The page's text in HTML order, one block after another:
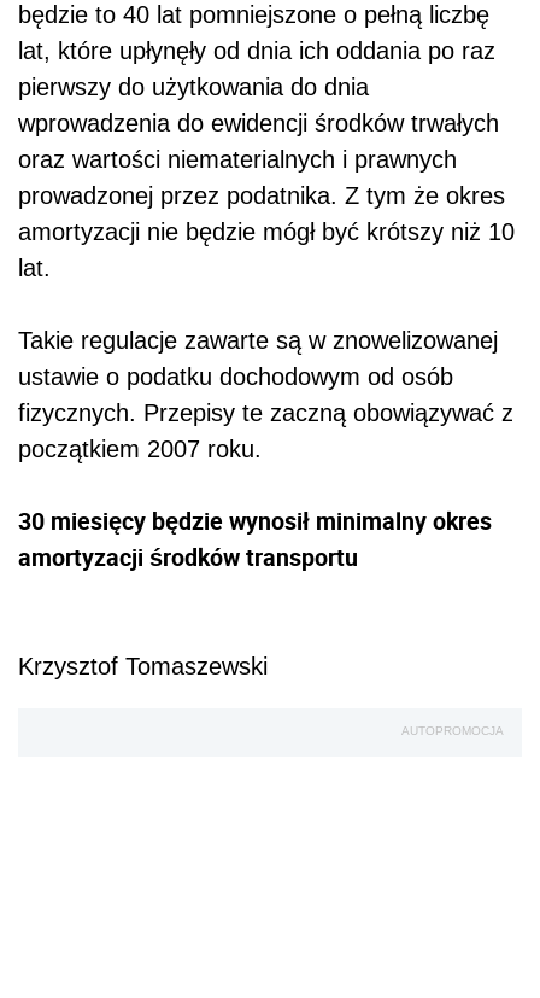
będzie to 40 lat pomniejszone o pełną liczbę
lat, które upłynęły od dnia ich oddania po raz
pierwszy do użytkowania do dnia
wprowadzenia do ewidencji środków trwałych
oraz wartości niematerialnych i prawnych
prowadzonej przez podatnika. Z tym że okres
amortyzacji nie będzie mógł być krótszy niż 10
lat.
Takie regulacje zawarte są w znowelizowanej
ustawie o podatku dochodowym od osób
fizycznych. Przepisy te zaczną obowiązywać z
początkiem 2007 roku.
30 miesięcy będzie wynosił minimalny okres
amortyzacji środków transportu
Krzysztof Tomaszewski
AUTOPROMOCJA